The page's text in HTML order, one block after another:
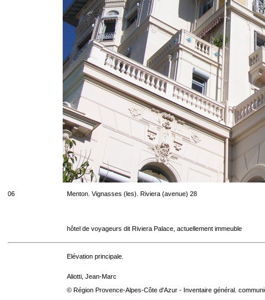
06 Menton. Vignasses (les). Riviera (avenue) 28
hôtel de voyageurs dit Riviera Palace, actuellement immeuble
Elévation principale.
Aliotti, Jean-Marc
© Région Provence-Alpes-Côte d'Azur - Inventaire général.